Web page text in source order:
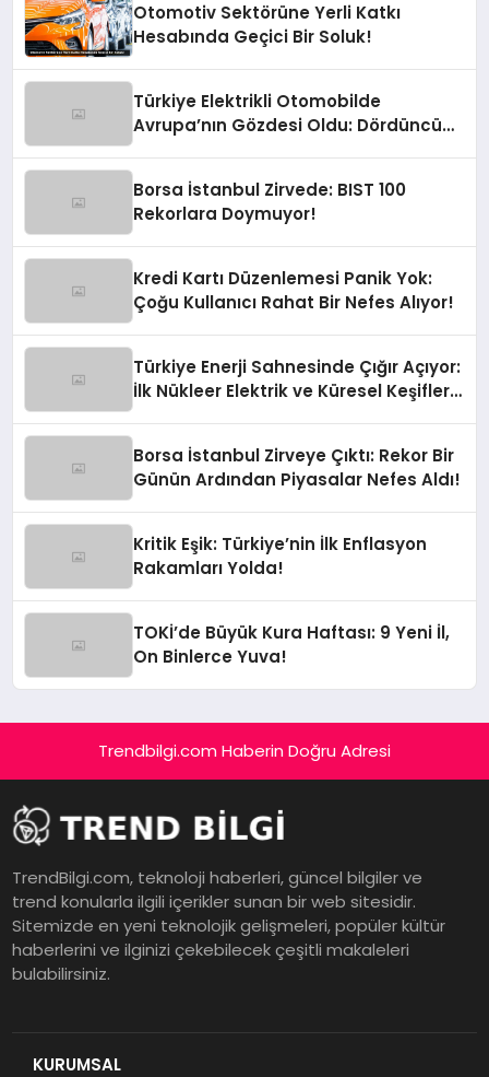
Otomotiv Sektörüne Yerli Katkı
Hesabında Geçici Bir Soluk!
Türkiye Elektrikli Otomobilde
Avrupa’nın Gözdesi Oldu: Dördüncü
Borsa İstanbul Zirvede: BIST 100
Rekorlara Doymuyor!
Kredi Kartı Düzenlemesi Panik Yok:
Çoğu Kullanıcı Rahat Bir Nefes Alıyor!
Türkiye Enerji Sahnesinde Çığır Açıyor:
İlk Nükleer Elektrik ve Küresel Keşifler
Borsa İstanbul Zirveye Çıktı: Rekor Bir
Günün Ardından Piyasalar Nefes Aldı!
Kritik Eşik: Türkiye’nin İlk Enflasyon
Rakamları Yolda!
TOKİ’de Büyük Kura Haftası: 9 Yeni İl,
On Binlerce Yuva!
Trendbilgi.com Haberin Doğru Adresi
TrendBilgi.com, teknoloji haberleri, güncel bilgiler ve
trend konularla ilgili içerikler sunan bir web sitesidir.
Sitemizde en yeni teknolojik gelişmeleri, popüler kültür
haberlerini ve ilginizi çekebilecek çeşitli makaleleri
bulabilirsiniz.
KURUMSAL